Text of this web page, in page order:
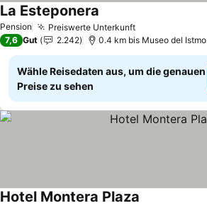
Pension Preiswerte UnterkunftPreise sehen
La Esteponera
7,6 Gut 2.242 0.4 km bis Museo del Istmo
Wähle Reisedaten aus, um die genauen
Preise zu sehen
Hotel Montera Plaza